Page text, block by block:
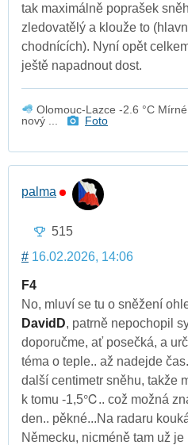
tak maximálně poprašek
zledovatělý a klouže to
chodnících). Nyní opět
ještě napadnout dost.
Olomouc-Lazce -2.6 °C
nový ...
Foto
palma
515
# 16.02.2026, 14:06
F4
No, mluví se tu o sněžení
DavidD, patrně nepochopil
doporučme, ať posečká, a
téma o teple.. až nadejde
další centimetr sněhu, takže
k tomu -1,5℃.. což možná
den.. pěkné...Na radaru
Německu, nicméně tam už